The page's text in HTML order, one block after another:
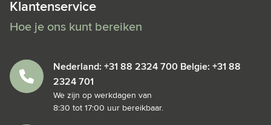
Klantenservice
Hoe je ons kunt bereiken
Nederland: +31 88 2324 700 Belgie: +31 88
2324 701
We zijn op werkdagen van
8:30 tot 17:00 uur bereikbaar.